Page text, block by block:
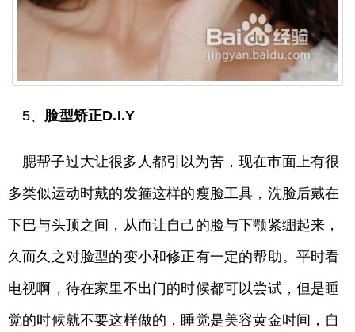
5、 脸型矫正D.I.Y
腮帮子过大让很多人都引以为苦，现在市面上有很
多类似运动时戴的发箍这样的瘦脸工具，洗脸后戴在
下巴与头顶之间，从而让自己的脸与下颚紧绷起来，
久而久之对脸型的变小和修正有一定的帮助。平时看
电视啊，待在家里不出门的时候都可以尝试，但是睡
觉的时候就不要这样做的，睡觉是美容黄金时间，自